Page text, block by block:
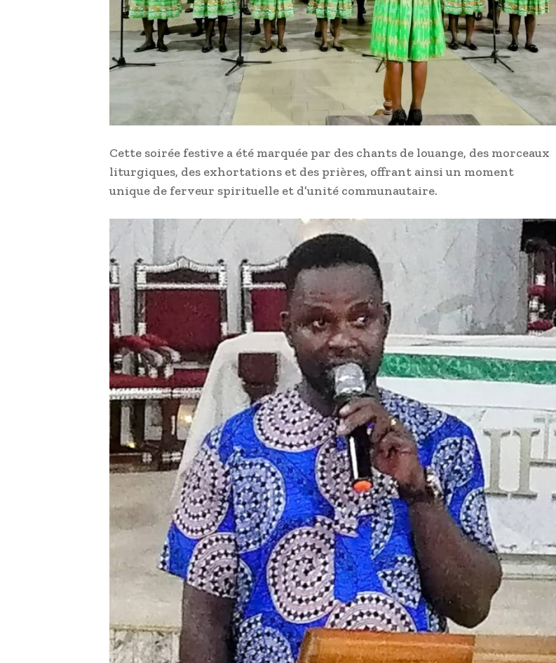
Cette soirée festive a été marquée par des chants de louange, des morceaux
liturgiques, des exhortations et des prières, offrant ainsi un moment
unique de ferveur spirituelle et d’unité communautaire.